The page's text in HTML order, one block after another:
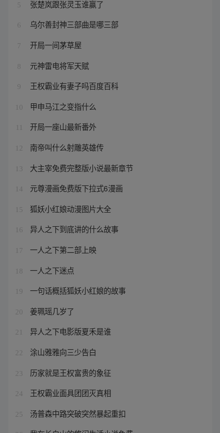
5 张楚岚跟张灵玉谁赢了
6 乌尔善封神三部曲是哪三部
7 开局一间茅草屋
8 元神雷电将军天赋
9 王权霸业有妻子吗百度百科
10 甲申马江之变指什么
开局一座山最新番外
12 南帝叫什么射雕英雄传
13 大主宰免费完整版小说最新章节
14 元尊漫画免费版下拉式6漫画
15 狐妖小红娘动漫图片大全
16 异人之下到底讲的什么故事
17 一人之下第二部上映
18 一人之下迷点
19 一句话概括狐妖小红娘的故事
20 姜珮瑶几岁了
21 异人之下电影版夏禾是谁
22 涂山雅雅向三少告白
23 历家就是王权富贵的象征
24 王权霸业面具团团灭真相
25 汤普森中路突破突然暴起重扣